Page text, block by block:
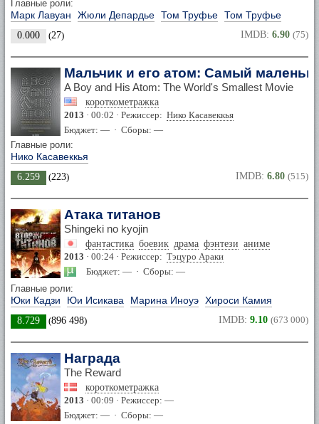
Главные роли:
Марк Лавуан Жюли Депардье Том Труфье Том Труфье
0.000 (27) IMDB: 6.90 (75)
Мальчик и его атом: Самый
A Boy and His Atom: The World's Smallest Movie
короткометражка
2013 · 00:02 · Режиссер: Нико Касавеккья
Бюджет: — · Сборы: —
Главные роли:
Нико Касавеккья
6.259 (223) IMDB: 6.80 (515)
Атака титанов
Shingeki no kyojin
фантастика боевик драма фэнтези аниме
2013 · 00:24 · Режиссер: Тэцуро Араки
Бюджет: — · Сборы: —
Главные роли:
Юки Кадзи Юи Исикава Марина Иноуэ Хироси Камия
8.729 (896 498) IMDB: 9.10 (673 000)
Награда
The Reward
короткометражка
2013 · 00:09 · Режиссер: —
Бюджет: — · Сборы: —